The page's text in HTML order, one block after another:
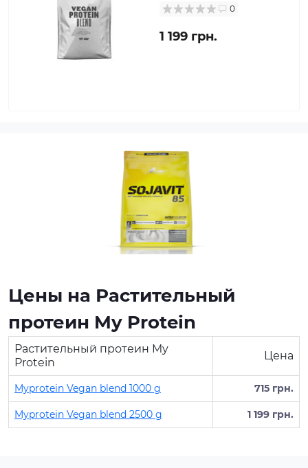
0
1 199 грн.
Цены на Растительный
протеин My Protein
Растительный протеин My
Protein
Цена
Myprotein Vegan blend 1000 g 715 грн.
Myprotein Vegan blend 2500 g 1 199 грн.